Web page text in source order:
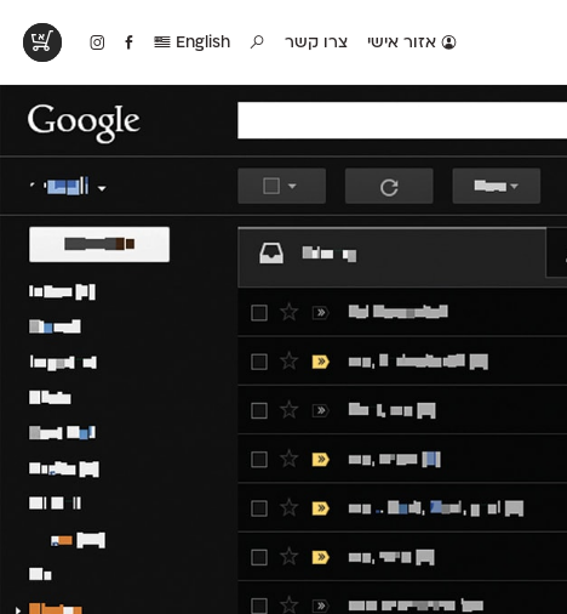
אזור אישי צרו קשר English
פונטים בפעולה
בואו לראות עיצובים
מטריפים שנעשו עם
הפונטים שלנו
קטלוג להדפסה
לאלו שאוהבים לבחון
פונטים על־גבי דף A4
לבן מולבן
טבלת השוואה
טבלה עם כל המאפיינים